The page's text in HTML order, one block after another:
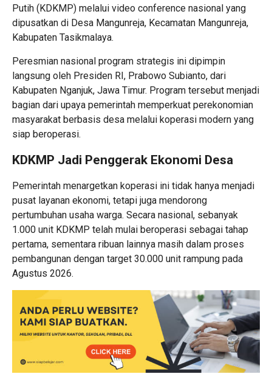
Putih (KDKMP) melalui video conference nasional yang
dipusatkan di Desa Mangunreja, Kecamatan Mangunreja,
Kabupaten Tasikmalaya.
Peresmian nasional program strategis ini dipimpin
langsung oleh Presiden RI, Prabowo Subianto, dari
Kabupaten Nganjuk, Jawa Timur. Program tersebut menjadi
bagian dari upaya pemerintah memperkuat perekonomian
masyarakat berbasis desa melalui koperasi modern yang
siap beroperasi.
KDKMP Jadi Penggerak Ekonomi Desa
Pemerintah menargetkan koperasi ini tidak hanya menjadi
pusat layanan ekonomi, tetapi juga mendorong
pertumbuhan usaha warga. Secara nasional, sebanyak
1.000 unit KDKMP telah mulai beroperasi sebagai tahap
pertama, sementara ribuan lainnya masih dalam proses
pembangunan dengan target 30.000 unit rampung pada
Agustus 2026.